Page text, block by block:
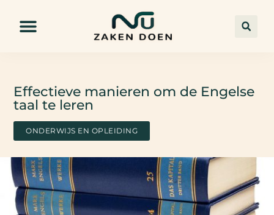
Effectieve manieren om de Engelse
taal te leren
ONDERWIJS EN OPLEIDING